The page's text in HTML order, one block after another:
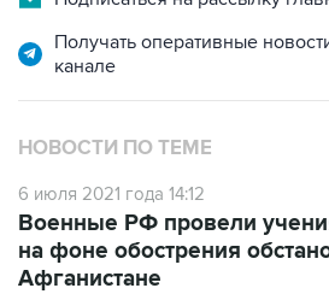
Получать оперативные
канале
НОВОСТИ ПО ТЕМЕ
6 июля 2021 года 14:12
Военные РФ провели
на фоне обострения
Афганистане